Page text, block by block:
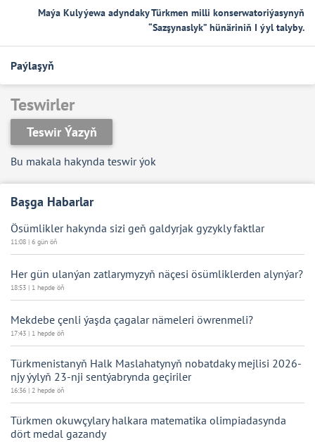
Maýa Kulyýewa adyndaky Türkmen milli konserwatoriýasynyň
“Sazşynaslyk” hünäriniň I ýyl talyby.
Paýlaşyň
Başga Habarlar
Ösümlikler hakynda sizi geň galdyrjak gyzykly faktlar
11:08 | 6 gün öň
Her gün ulanýan zatlarymyzyň näçesi ösümliklerden alynýar?
18:53 | 1 hepde öň
Mekdebe çenli ýaşda çagalar nämeleri öwrenmeli?
17:43 | 1 hepde öň
Türkmenistanyň Halk Maslahatynyň nobatdaky mejlisi 2026-
njy ýylyň 23-nji sentýabrynda geçiriler
16:36 | 2 hepde öň
Türkmen okuwçylary halkara matematika olimpiadasynda
dört medal gazandy
Teswirler
Teswir Ýazyň
Bu makala hakynda teswir ýok